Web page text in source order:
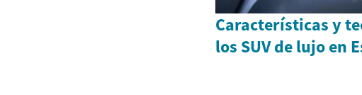
Características y
los SUV de lujo en